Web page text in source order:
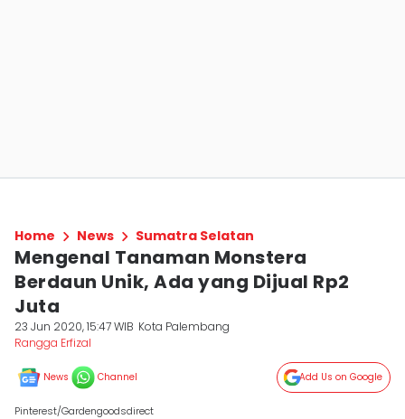
Home News Sumatra Selatan
Mengenal Tanaman Monstera
Berdaun Unik, Ada yang Dijual Rp2
Juta
23 Jun 2020, 15:47 WIB Kota Palembang
Rangga Erfizal
News Channel Add Us on Google
Pinterest/Gardengoodsdirect